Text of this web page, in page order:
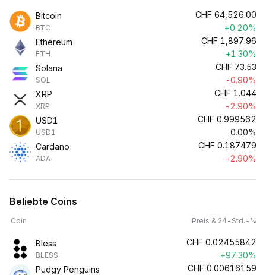
Bitcoin
BTC
CHF 64,526.00
+0.20%
Ethereum
ETH
CHF 1,897.96
+1.30%
Solana
SOL
CHF 73.53
-0.90%
XRP
XRP
CHF 1.044
-2.90%
USD1
USD1
CHF 0.999562
0.00%
Cardano
ADA
CHF 0.187479
-2.90%
Beliebte Coins
Coin Preis & 24-Std.-%
Bless
BLESS
CHF 0.02455842
+97.30%
Pudgy Penguins
CHF 0.00616159